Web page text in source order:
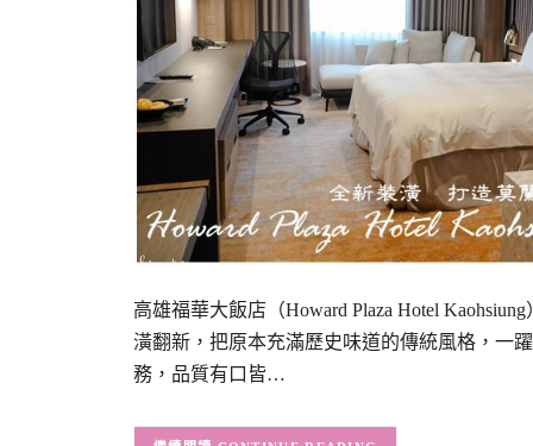
高雄福華大飯店（Howard Plaza Hotel
潢翻新，把原本充滿歷史味道的傳統風格，一
務，品質有口皆…